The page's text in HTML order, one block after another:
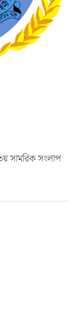
সামরিক সংলাপ